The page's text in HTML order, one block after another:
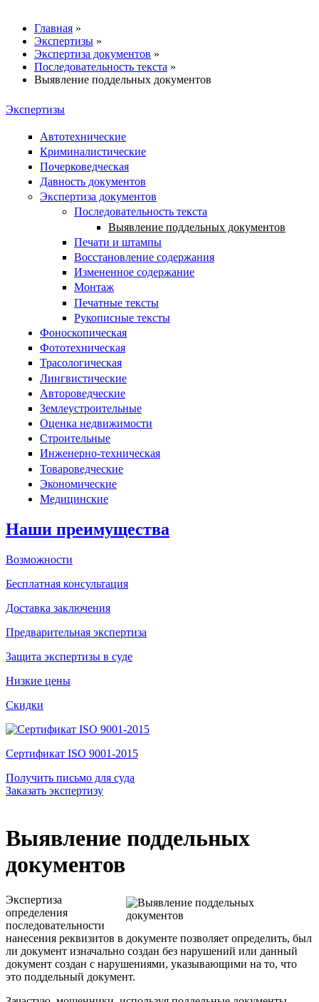
Вы здесьГлавная »
Экспертизы »
Экспертиза документов »
Последовательность текста »
Выявление поддельных документов
Экспертизы
Автотехнические
Криминалистические
Почерковедческая
Давность документов
Экспертиза документов
Последовательность текста
Выявление поддельных документов
Печати и штампы
Восстановление содержания
Измененное содержание
Монтаж
Печатные тексты
Рукописные тексты
Фоноскопическая
Фототехническая
Трасологическая
Лингвистические
Автороведческие
Землеустроительные
Оценка недвижимости
Строительные
Инженерно-техническая
Товароведческие
Экономические
Медицинские
Наши преимущества
Возможности
Бесплатная консультация
Доставка заключения
Предварительная экспертиза
Защита экспертизы в суде
Низкие цены
Скидки
Сертификат ISO 9001-2015
Получить письмо для суда
Заказать экспертизу
Выявление поддельных
документов
Экспертиза
определения
последовательности
нанесения реквизитов в документе позволяет определить, был
ли документ изначально создан без нарушений или данный
документ создан с нарушениями, указывающими на то, что
это поддельный документ.